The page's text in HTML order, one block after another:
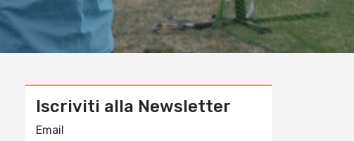
Iscriviti alla Newsletter
Email